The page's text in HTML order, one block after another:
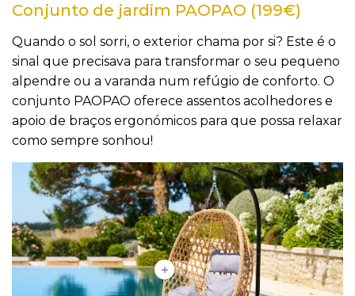
Conjunto de jardim PAOPAO (199€)
Quando o sol sorri, o exterior chama por si? Este é o
sinal que precisava para transformar o seu pequeno
alpendre ou a varanda num refúgio de conforto. O
conjunto PAOPAO oferece assentos acolhedores e
apoio de braços ergonómicos para que possa relaxar
como sempre sonhou!